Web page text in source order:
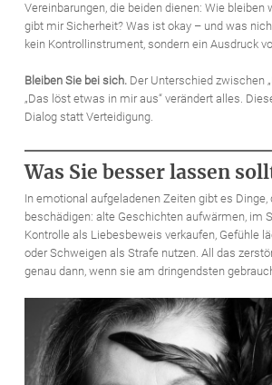
Vereinbarungen, die beiden dienen: Wie bleiben
gibt mir Sicherheit? Was ist okay – und was
kein Kontrollinstrument, sondern ein Ausdruck
Bleiben Sie bei sich. Der Unterschied zwischen
„Das löst etwas in mir aus“ verändert alles.
Dialog statt Verteidigung.
Was Sie besser lassen
In emotional aufgeladenen Zeiten gibt es
beschädigen: alte Geschichten aufwärmen, im
Kontrolle als Liebesbeweis verkaufen, Gefühle
oder Schweigen als Strafe nutzen. All das
genau dann, wenn sie am dringendsten